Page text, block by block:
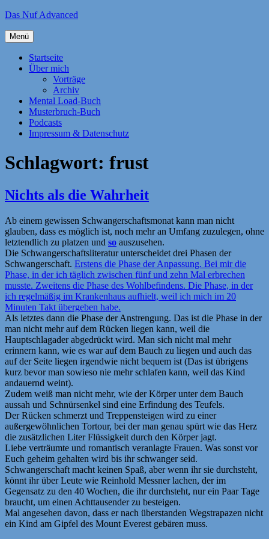
Zum
springen
Das Nuf Advanced
Menü
Startseite
Über mich
Vorträge
Archiv
Mental Load-Buch
Musterbruch-Buch
Podcasts
Impressum & Datenschutz
Schlagwort: frust
Nichts als die Wahrheit
Ab einem gewissen Schwangerschaftsmonat kann man nicht
glauben, dass es möglich ist, noch mehr an Umfang zuzulegen, ohne
letztendlich zu platzen und so auszusehen.
Die Schwangerschaftsliteratur unterscheidet drei Phasen der
Schwangerschaft. Erstens die Phase der Anpassung. Bei mir die
Phase, in der ich täglich zwischen fünf und zehn Mal erbrechen
musste. Zweitens die Phase des Wohlbefindens. Die Phase, in der
ich regelmäßig im Krankenhaus aufhielt, weil ich mich im 20
Minuten Takt übergeben habe.
Als letztes dann die Phase der Anstrengung. Das ist die Phase in der
man nicht mehr auf dem Rücken liegen kann, weil die
Hauptschlagader abgedrückt wird. Man sich nicht mal mehr
erinnern kann, wie es war auf dem Bauch zu liegen und auch das
auf der Seite liegen irgendwie nicht bequem ist (Das ist übrigens
kurz bevor man sowieso nie mehr schlafen kann, weil das Kind
andauernd weint).
Zudem weiß man nicht mehr, wie der Körper unter dem Bauch
aussah und Schnürsenkel sind eine Erfindung des Teufels.
Der Rücken schmerzt und Treppensteigen wird zu einer
außergewöhnlichen Tortour, bei der man genau spürt wie das Herz
die zusätzlichen Liter Flüssigkeit durch den Körper jagt.
Liebe verträumte und romantisch veranlagte Frauen. Was sonst vor
Euch geheim gehalten wird bis ihr schwanger seid.
Schwangerschaft macht keinen Spaß, aber wenn ihr sie durchsteht,
könnt ihr über Leute wie Reinhold Messner lachen, der im
Gegensatz zu den 40 Wochen, die ihr durchsteht, nur ein Paar Tage
braucht, um einen Achttausender zu besteigen.
Mal angesehen davon, dass er nach überstanden Wegstrapazen nicht
ein Kind am Gipfel des Mount Everest gebären muss.